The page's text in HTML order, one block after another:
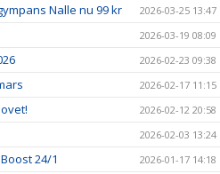
Nalle nu 99 kr 2026-03-25 13:47
2026-03-19 08:09
2026-02-23 09:38
2026-02-17 11:15
2026-02-12 20:58
2026-02-03 13:24
24/1 2026-01-17 14:18